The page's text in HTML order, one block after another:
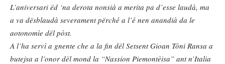
L’aniversari ëd ‘na derota nonsià a merita pa d’esse laudà, ma
a va dësblaudà severament përché a l’é nen anandià da le
aotonomìe dël pòst.
A l’ha servì a gnente che a la fin dël Setsent Gioan Tòni Ransa a
butejsa a l’onor dël mond la “Nassion Piemontèisa” ant n’Italia